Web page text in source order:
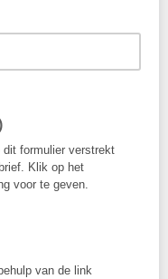
dit formulier verstrekt
Klik op het
voor te geven.
van de link